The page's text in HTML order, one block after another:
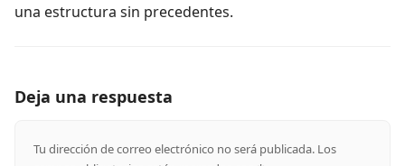
una estructura sin precedentes.
Deja una respuesta
Tu dirección de correo electrónico no será publicada. Los